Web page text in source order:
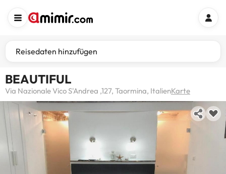
Reisedaten hinzufügen
BEAUTIFUL
Via Nazionale Vico S'Andrea ,127, Taormina, ItalienKarte